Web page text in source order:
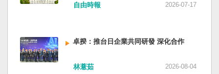
南部戰區司令員吳亞男、前南部戰區政委王文
委鍾紹軍等。 黨政系統部分，前廣西政府主席藍
天立、前內蒙古政府主席王莉霞、前中國證監會
主席易會滿、前內蒙古黨委書記孫紹騁、前浙江
省委書記易煉紅、前應急管理部部長王祥喜、前
自由時報 2026-07-17
卓揆：推台日企業共同研發 深化合作
林薏茹 2026-08-04